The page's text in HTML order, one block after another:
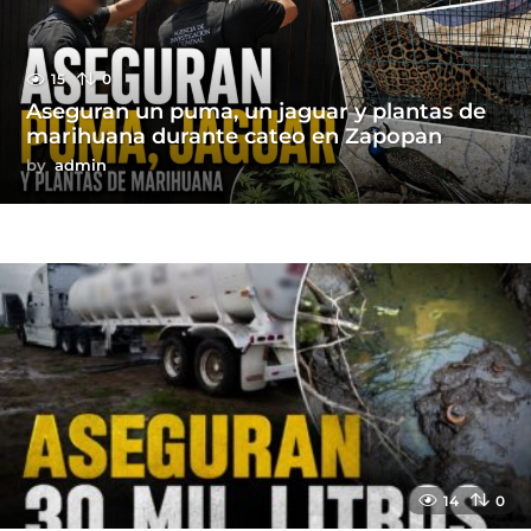
15 0
Aseguran un puma, un jaguar y plantas de
marihuana durante cateo en Zapopan
by admin
14 0